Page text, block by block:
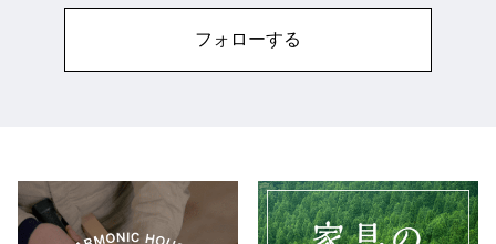
フォローする